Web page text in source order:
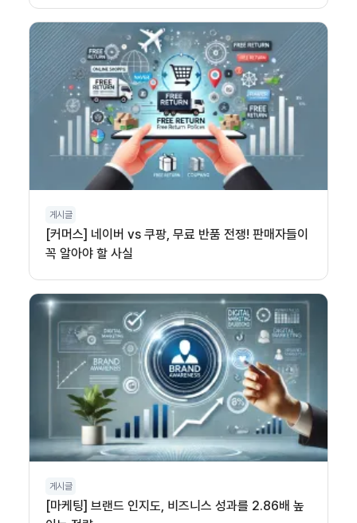
게시글
[커머스] 네이버 vs 쿠팡, 무료 반품 전쟁! 판매자들이
꼭 알아야 할 사실
게시글
[마케팅] 브랜드 인지도, 비즈니스 성과를 2.86배 높